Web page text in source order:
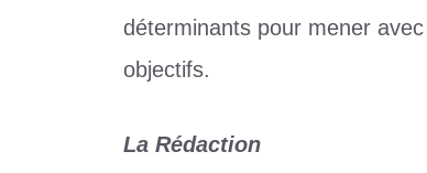
déterminants pour mener
objectifs.
La Rédaction